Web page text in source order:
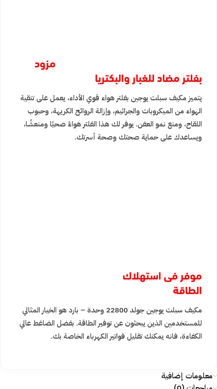
مزود
بفلتر مضاد للغبار والبكتريا
يتميز مكيف سبلت يوجين بفلتر هواء قوي الأداء، يعمل على تنقية
الهواء من الميكروبات والجراثيم، وإزالة الروائح الكريهة، وحبوب
اللقاح، ومنع نمو العفن. يوفر لك هذا الفلتر هواءً صحيًا ومنعشًا،
ويساعدك على حماية صحتك وصحة أسرتك.
موفر فى استهلاك
الطاقة
مكيف سبلت يوجين جولد 22800 وحدة – بارد هو الخيار المثالي
للمستخدمين الذين يبحثون عن توفير الطاقة. بفضل الضاغط عالي
الكفاءة، فانه يمكنك تقليل فواتير الكهرباء الخاصة بك.
معلومات إضافية